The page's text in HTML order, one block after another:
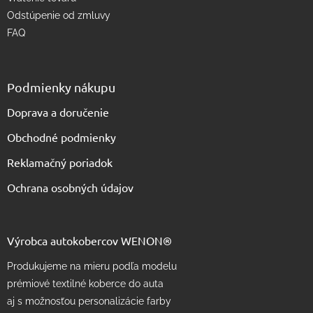
Odstúpenie od zmluvy
FAQ
Podmienky nákupu
Doprava a doručenie
Obchodné podmienky
Reklamačný poriadok
Ochrana osobných údajov
Výrobca autokobercov WENON®
Produkujeme na mieru podľa modelu
prémiové textilné koberce do auta
aj s možnosťou personalizácie farby